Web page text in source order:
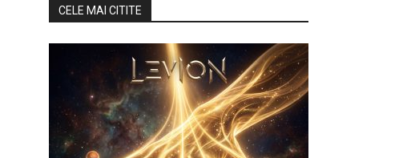
CELE MAI CITITE